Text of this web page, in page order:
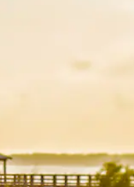
и надолу или